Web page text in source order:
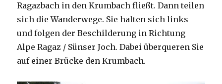
Ragazbach in den Krumbach fließt. Dann teilen
sich die Wanderwege. Sie halten sich links
und folgen der Beschilderung in Richtung
Alpe Ragaz / Sünser Joch. Dabei überqueren Sie
auf einer Brücke den Krumbach.